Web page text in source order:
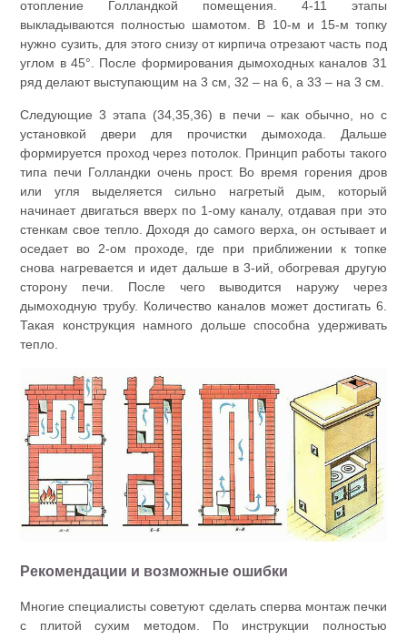
отопление Голландкой помещения. 4-11 этапы
выкладываются полностью шамотом. В 10-м и 15-м топку
нужно сузить, для этого снизу от кирпича отрезают часть под
углом в 45°. После формирования дымоходных каналов 31
ряд делают выступающим на 3 см, 32 – на 6, а 33 – на 3 см.
Следующие 3 этапа (34,35,36) в печи – как обычно, но с
установкой двери для прочистки дымохода. Дальше
формируется проход через потолок. Принцип работы такого
типа печи Голландки очень прост. Во время горения дров
или угля выделяется сильно нагретый дым, который
начинает двигаться вверх по 1-ому каналу, отдавая при это
стенкам свое тепло. Доходя до самого верха, он остывает и
оседает во 2-ом проходе, где при приближении к топке
снова нагревается и идет дальше в 3-ий, обогревая другую
сторону печи. После чего выводится наружу через
дымоходную трубу. Количество каналов может достигать 6.
Такая конструкция намного дольше способна удерживать
тепло.
Рекомендации и возможные ошибки
Многие специалисты советуют сделать сперва монтаж печки
с плитой сухим методом. По инструкции полностью